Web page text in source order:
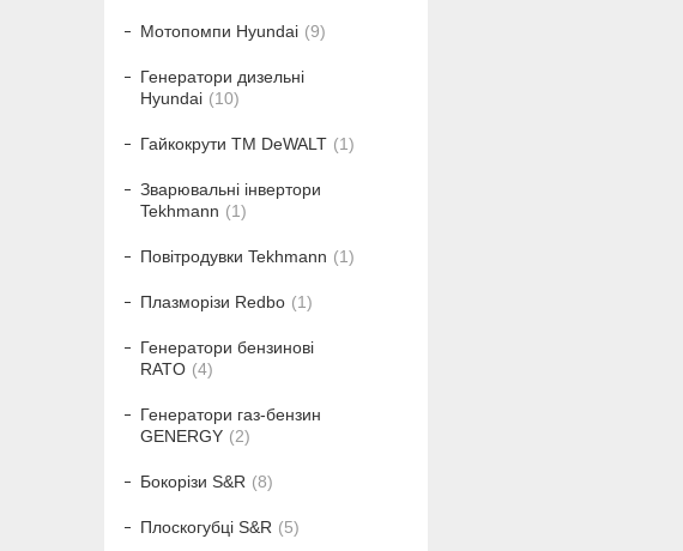
Мотопомпи Hyundai 9
Генератори дизельні
Hyundai
10
Гайкокрути ТМ DeWALT 1
Зварювальні інвертори
Tekhmann
1
Повітродувки Tekhmann 1
Плазморізи Redbo 1
Генератори бензинові
RATO
4
Генератори газ-бензин
GENERGY
2
Бокорізи S&R 8
Плоскогубці S&R 5